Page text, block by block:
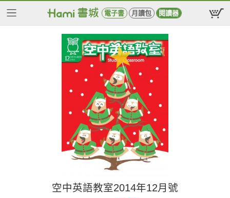
電子書 月讀包 閱讀器
空中英語教室2014年12月號